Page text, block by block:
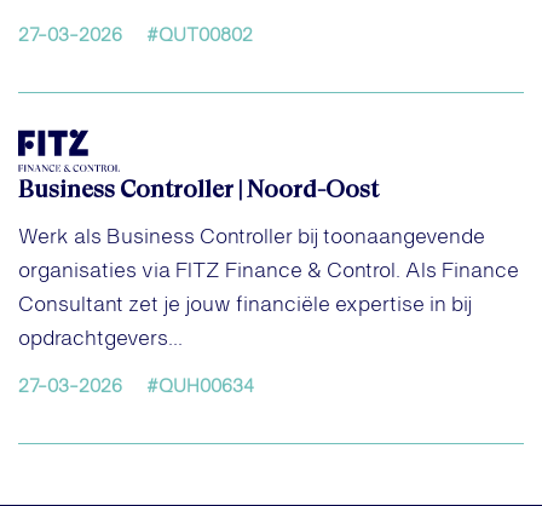
27-03-2026 #QUT00802
Business Controller | Noord-Oost
Werk als Business Controller bij toonaangevende
organisaties via FITZ Finance & Control. Als Finance
Consultant zet je jouw financiële expertise in bij
opdrachtgevers...
27-03-2026 #QUH00634